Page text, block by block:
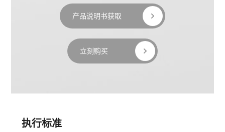
产品说明书获取
立刻购买
执行标准